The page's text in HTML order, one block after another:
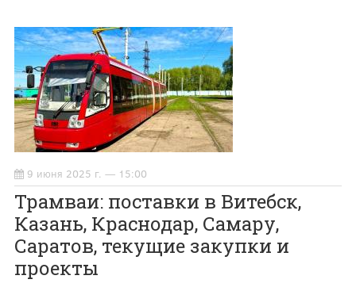
9 июня 2025 г. — 15:00
Трамваи: поставки в Витебск,
Казань, Краснодар, Самару,
Саратов, текущие закупки и
проекты